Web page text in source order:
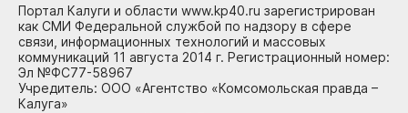
Портал Калуги и области www.kp40.ru зарегистрирован
как СМИ Федеральной службой по надзору в сфере
связи, информационных технологий и массовых
коммуникаций 11 августа 2014 г. Регистрационный номер:
Эл №ФС77-58967
Учредитель: ООО «Агентство «Комсомольская правда –
Калуга»